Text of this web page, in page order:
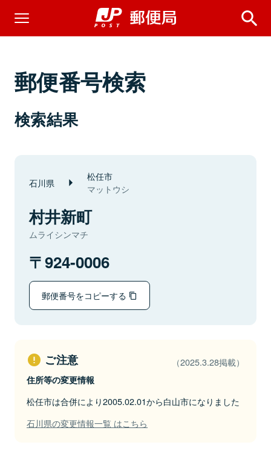
郵便番号検索
検索結果
石川県 松任市
マットウシ
村井新町
ムライシンマチ
924-0006
郵便番号をコピーする
ご注意 （2025.3.28掲載）
住所等の変更情報
松任市は合併により2005.02.01から白山市になりました
石川県の変更情報一覧 はこちら